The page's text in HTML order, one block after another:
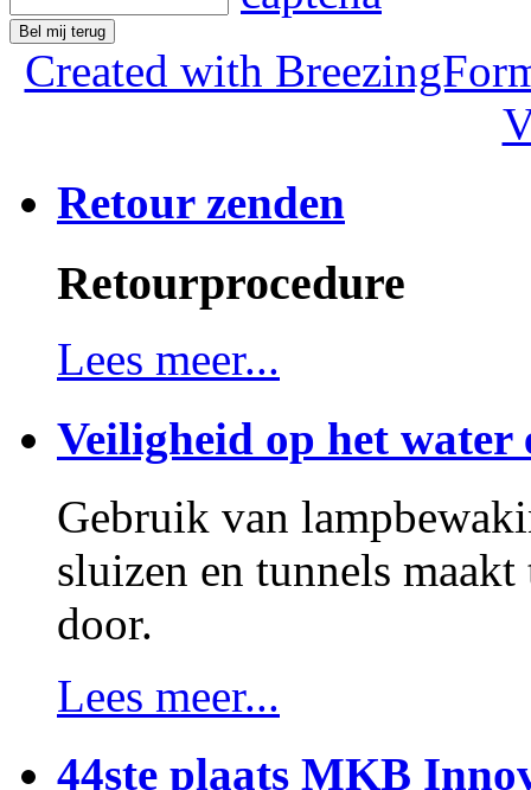
Bel mij terug
Created with
Retour zenden
Retourprocedure
Lees meer...
Veiligheid op het water
Gebruik van
sluizen en tunnels
door.
Lees meer...
44ste plaats MKB